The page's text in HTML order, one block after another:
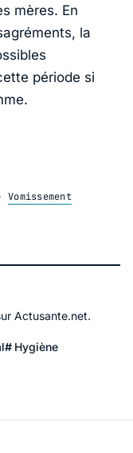
mères. En
la
période si
Vomissement
Actusante.net.
Hygiène